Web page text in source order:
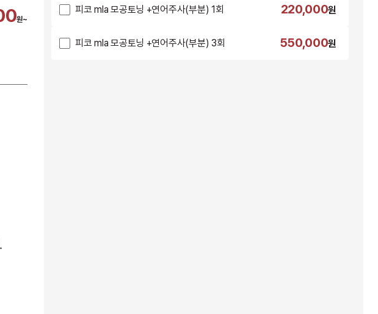
원~
피코 mla 모공토닝 +연어주사(부분) 1회 220,000원
피코 mla 모공토닝 +연어주사(부분) 3회 550,000원